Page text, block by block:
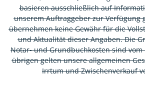
basieren ausschließlich auf
unserem Auftraggeber zur Verfügung
übernehmen keine Gewähr für die
und Aktualität dieser Angaben. Die
Notar- und Grundbuchkosten sind
übrigen gelten unsere allgemeinen
Irrtum und Zwischenverkauf